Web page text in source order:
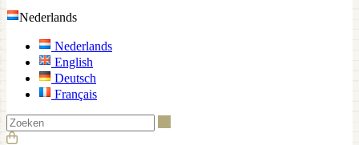
Nederlands
Nederlands
English
Deutsch
Français